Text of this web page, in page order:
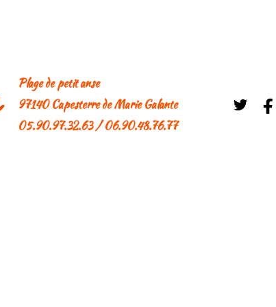
Plage de petit anse
97140 Capesterre de Marie Galante
05.90.97.32.63 / 06.90.48.76.77